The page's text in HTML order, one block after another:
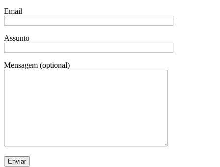
Email
Assunto
Mensagem (optional)